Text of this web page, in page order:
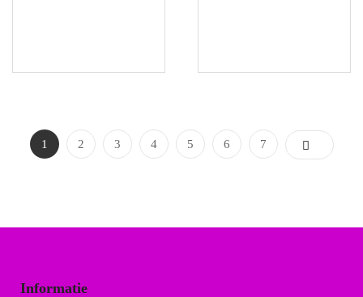
1 2 3 4 5 6 7
Informatie